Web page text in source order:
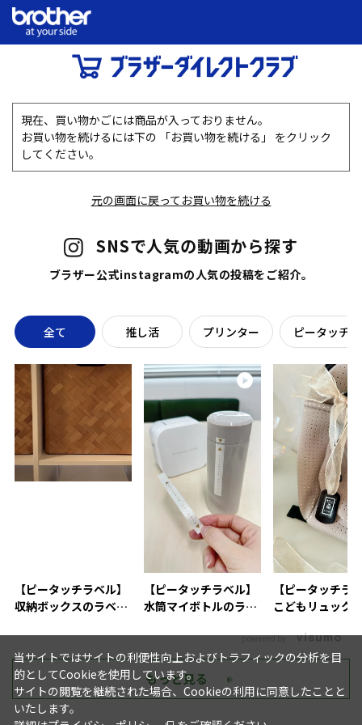
現在、買い物かごには商品が入っておりません。
お買い物を続けるには下の 「お買い物を続ける」 をクリック
してください。
元の画面に戻ってお買い物を続ける
SNSで人気の動画から探す
ブラザー公式instagramの人気の投稿をご紹介。
全て 推し活 プリンター ピータッチ
【ピータッチラベル】
収納ボックスのラベリ
【ピータッチラベル】
水筒マイボトルのラベ
【ピータッチラ
こどもリュック
powered by
もっと見る
当サイトではサイトの利便性向上およびトラフィックの分析を目
的としてCookieを使用しています。
サイトの閲覧を継続された場合、Cookieの利用に同意したことと
いたします。